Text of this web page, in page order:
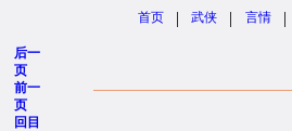
首页 | 武侠 | 言情 |
后一
页
前一
页
回目